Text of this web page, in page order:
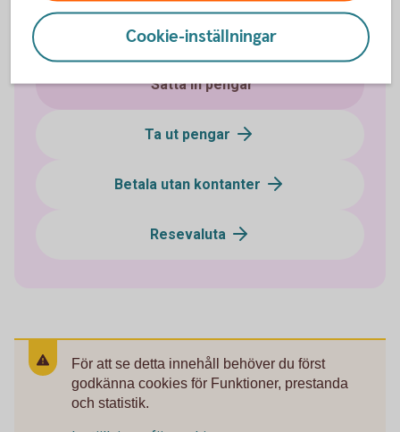
Gamla sedlar och mynt
Sätta in pengar
Ta ut pengar
Betala utan kontanter
Resevaluta
För att se detta innehåll behöver du först
godkänna cookies för Funktioner, prestanda
och statistik.
Cookie-inställningar